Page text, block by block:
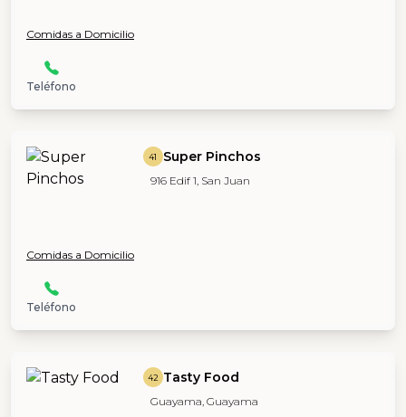
Comidas a Domicilio
Teléfono
41 Super Pinchos
916 Edif 1, San Juan
Comidas a Domicilio
Teléfono
42 Tasty Food
Guayama, Guayama